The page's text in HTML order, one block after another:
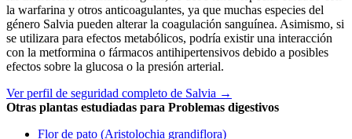
la warfarina y otros anticoagulantes, ya que muchas especies del
género Salvia pueden alterar la coagulación sanguínea. Asimismo, si
se utilizara para efectos metabólicos, podría existir una interacción
con la metformina o fármacos antihipertensivos debido a posibles
efectos sobre la glucosa o la presión arterial.
Ver perfil de seguridad completo de Salvia →
Otras plantas estudiadas para Problemas digestivos
Flor de pato (Aristolochia grandiflora)